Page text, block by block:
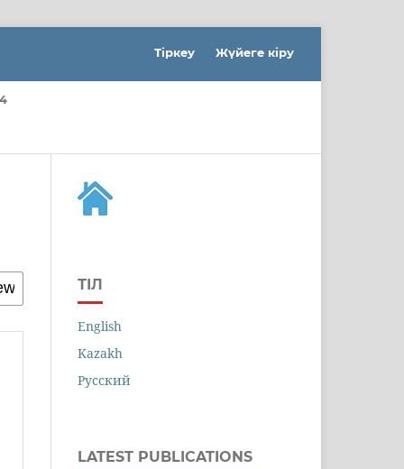
Тіркеу Жүйеге кіру
ТІЛ
English
Kazakh
Русский
LATEST PUBLICATIONS